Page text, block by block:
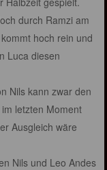
durch Ramzi am
hoch rein und
Luca diesen
Nils kann zwar den
letzten Moment
Ausgleich wäre
Nils und Leo Andes